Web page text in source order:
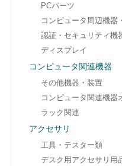
PCパーツ
コンピュータ周辺機器
認証・セキュリティ機
ディスプレイ
コンピュータ関連機器
その他機器・装置
コンピュータ関連機器
ラック関連
アクセサリ
工具・テスター類
デスク用アクセサリ用